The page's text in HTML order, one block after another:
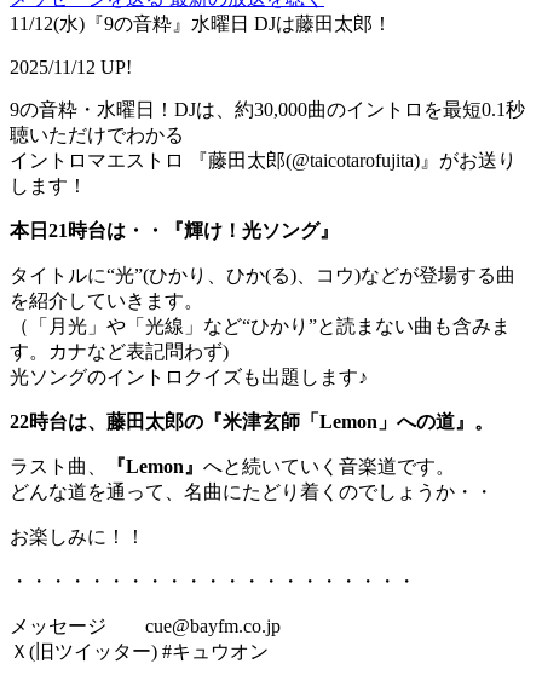
11/12(水)『9の音粋』水曜日 DJは藤田太郎！
2025/11/12 UP!
9の音粋・水曜日！DJは、約30,000曲のイントロを最短0.1秒
聴いただけでわかる
イントロマエストロ 『藤田太郎(@taicotarofujita)』がお送り
します！
本日21時台は・・『輝け！光ソング』
タイトルに“光”(ひかり、ひか(る)、コウ)などが登場する曲
を紹介していきます。
（「月光」や「光線」など“ひかり”と読まない曲も含みま
す。カナなど表記問わず)
光ソングのイントロクイズも出題します♪
22時台は、藤田太郎の『米津玄師「Lemon」への道』。
ラスト曲、 『Lemon』 へと続いていく音楽道です。
どんな道を通って、名曲にたどり着くのでしょうか・・
お楽しみに！！
・・・・・・・・・・・・・・・・・・・・・
メッセージ cue@bayfm.co.jp
Ｘ(旧ツイッター) #キュウオン